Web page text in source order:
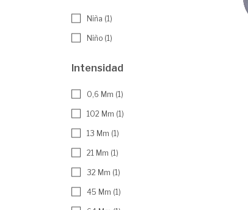
Niña (1)
Niño (1)
Intensidad
0,6 Mm (1)
102 Mm (1)
13 Mm (1)
21 Mm (1)
32 Mm (1)
45 Mm (1)